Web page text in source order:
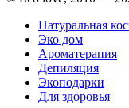
Натуральная
Эко дом
Ароматерапия
Депиляция
Экоподарки
Для здоровья